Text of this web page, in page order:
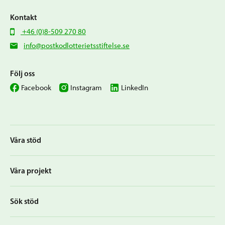
Våra stöd
Våra projekt
Sök stöd
Kontakt
+46 (0)8-509 270 80
info@postkodlotterietsstiftelse.se
Följ oss
Facebook Instagram LinkedIn